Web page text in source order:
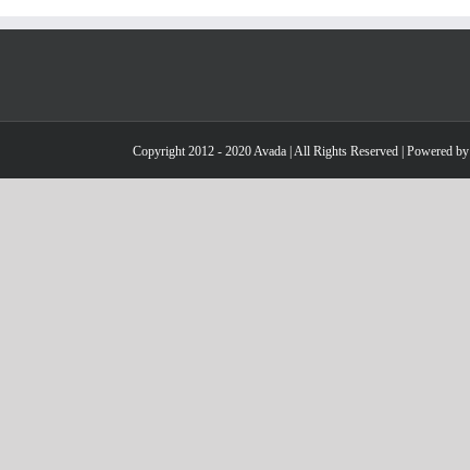
Copyright 2012 - 2020 Avada | All Rights Reserved | Powered by